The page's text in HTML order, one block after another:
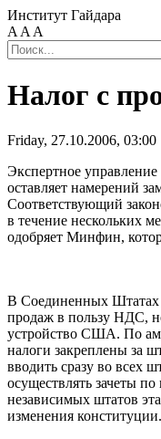
Институт Гайдара
A A A
Налог с
Friday, 27.10.2006, 03:00
Экспертное
оставляет намерений
Соответствующий
в течение нескольких
одобряет Минфин,
В Соединенных Штатах
продаж в пользу НДС,
устройство США. По
налоги закреплены за
вводить сразу во всех
осуществлять зачеты
независимых штатов
изменения конституции.